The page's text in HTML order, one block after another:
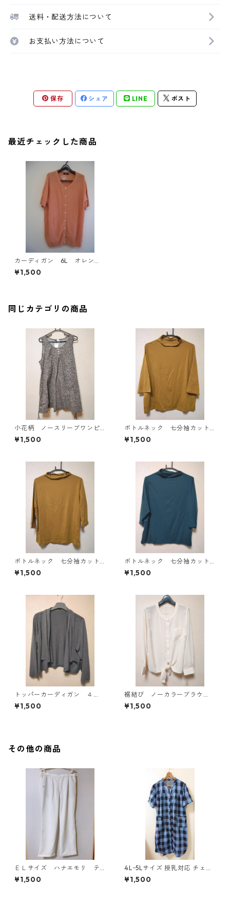
送料・配送方法について
お支払い方法について
保存 シェア LINE ポスト
最近チェックした商品
カーディガン 6L オレン
ジ IY-3214
¥1,500
同じカテゴリの商品
小花柄 ノースリーブワンピ
ース ４Ｌ ブラック KAE-
4819
¥1,500
ボトルネック 七分袖カット
ソー ４Ｌ マスタード KA
E-4818
¥1,500
ボトルネック 七分袖カット
ソー ４Ｌ マスタード KA
E-4816
¥1,500
ボトルネック 七分袖カット
ソー ４Ｌ ティールグリー
ン KAE-4815
¥1,500
トッパーカーディガン ４
Ｌ グレー KAE-4814
¥1,500
裾結び ノーカラーブラウ
ス ３Ｌ アイボリー KAE-
4813
¥1,500
その他の商品
ＥＬサイズ ハナエモリ テ
ーパードパンツ ナース ホ
ワイト KAE-4159
¥1,500
4Lｰ5Lサイズ 授乳対応 チェッ
ク柄 半袖ルームウェア マタニ
ティ ブルー系/グレー ◆KIY-1
¥1,500